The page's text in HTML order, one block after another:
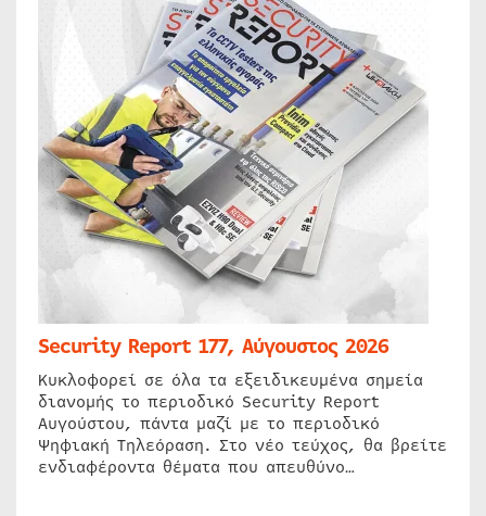
Security Report 177, Αύγουστος 2026
Κυκλοφορεί σε όλα τα εξειδικευμένα σημεία
διανομής το περιοδικό Security Report
Αυγούστου, πάντα μαζί με το περιοδικό
Ψηφιακή Τηλεόραση. Στο νέο τεύχος, θα βρείτε
ενδιαφέροντα θέματα που απευθύνο…